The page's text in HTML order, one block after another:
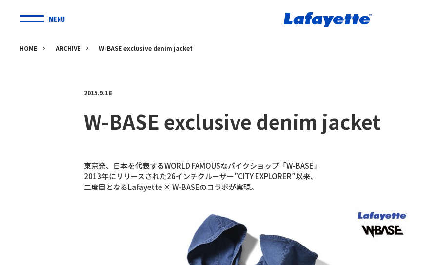
MENU
HOME ARCHIVE W-BASE exclusive denim jacket
2015.9.18
W-BASE exclusive denim jacket
東京発、日本を代表するWORLD FAMOUSなバイクショップ「W-BASE」
2013年にリリースされた26インチクルーザー”CITY EXPLORER”以来、
二度目となるLafayette × W-BASEのコラボが実現。